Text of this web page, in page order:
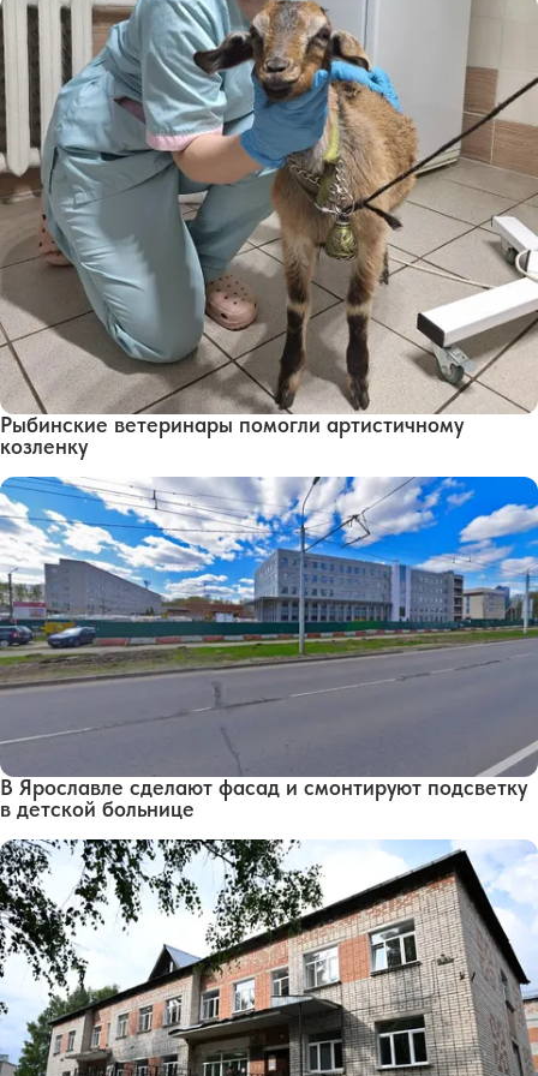
Рыбинские ветеринары помогли артистичному
козленку
В Ярославле сделают фасад и смонтируют подсветку
в детской больнице